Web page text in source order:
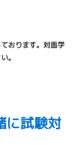
おります。 対面学
。
に試験対